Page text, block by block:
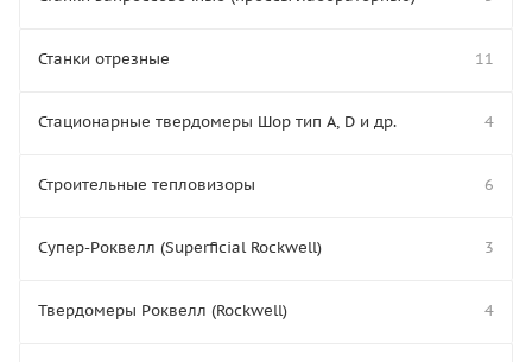
Станки отрезные 11
Стационарные твердомеры Шор тип А, D и др. 4
Строительные тепловизоры 6
Супер-Роквелл (Superficial Rockwell) 3
Твердомеры Роквелл (Rockwell) 4